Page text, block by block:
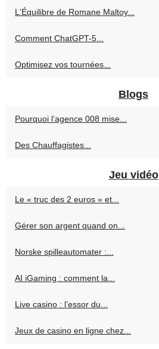
L'Équilibre de Romane Maltoy...
Comment ChatGPT-5...
Optimisez vos tournées...
Blogs
Pourquoi l’agence 008 mise...
Des Chauffagistes...
Jeu vidéo
Le « truc des 2 euros » et...
Gérer son argent quand on...
Norske spilleautomater :...
AI iGaming : comment la...
Live casino : l’essor du...
Jeux de casino en ligne chez...